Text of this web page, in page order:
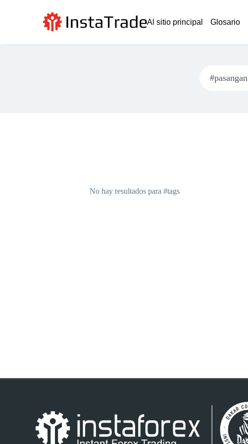
Al sitio principal Glosario
No hay resultados para #tags